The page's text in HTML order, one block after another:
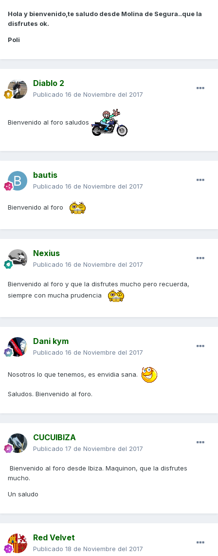
Hola y bienvenido,te saludo desde Molina de Segura..que la
disfrutes ok.
Poli
Diablo 2
Publicado 16 de Noviembre del 2017
Bienvenido al foro saludos
bautis
Publicado 16 de Noviembre del 2017
Bienvenido al foro
Nexius
Publicado 16 de Noviembre del 2017
Bienvenido al foro y que la disfrutes mucho pero recuerda,
siempre con mucha prudencia
Dani kym
Publicado 16 de Noviembre del 2017
Nosotros lo que tenemos, es envidia sana.
Saludos. Bienvenido al foro.
CUCUIBIZA
Publicado 17 de Noviembre del 2017
Bienvenido al foro desde Ibiza. Maquinon, que la disfrutes
mucho.
Un saludo
Red Velvet
Publicado 18 de Noviembre del 2017